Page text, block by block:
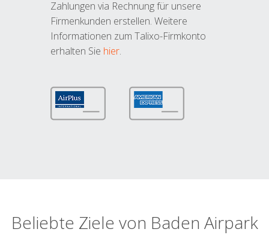
Zahlungen via Rechnung für unsere
Firmenkunden erstellen. Weitere
Informationen zum Talixo-Firmkonto
erhalten Sie hier.
Beliebte Ziele von Baden Airpark